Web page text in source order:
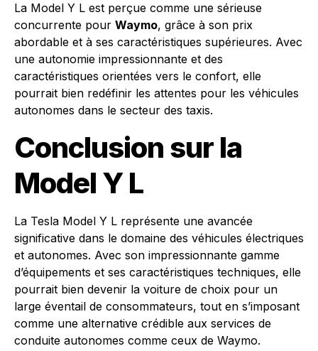
La Model Y L est perçue comme une sérieuse
concurrente pour Waymo, grâce à son prix
abordable et à ses caractéristiques supérieures. Avec
une autonomie impressionnante et des
caractéristiques orientées vers le confort, elle
pourrait bien redéfinir les attentes pour les véhicules
autonomes dans le secteur des taxis.
Conclusion sur la
Model Y L
La Tesla Model Y L représente une avancée
significative dans le domaine des véhicules électriques
et autonomes. Avec son impressionnante gamme
d’équipements et ses caractéristiques techniques, elle
pourrait bien devenir la voiture de choix pour un
large éventail de consommateurs, tout en s’imposant
comme une alternative crédible aux services de
conduite autonomes comme ceux de Waymo.